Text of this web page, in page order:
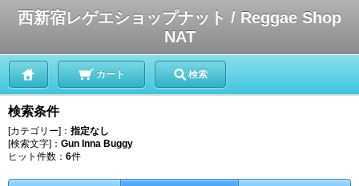
西新宿レゲエショップナット / Reggae Shop
NAT
カート 検索
検索条件
[カテゴリー]： 指定なし
[検索文字]： Gun Inna Buggy
ヒット件数： 6件